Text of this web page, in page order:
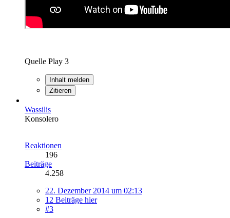
Quelle Play 3
Inhalt melden
Zitieren
Wassilis
Konsolero
Reaktionen
196
Beiträge
4.258
22. Dezember 2014 um 02:13
12 Beiträge hier
#3